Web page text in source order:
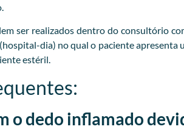
ser realizados dentro do consultório
dia) no qual o paciente apresenta
estéril.
o dedo inflamado